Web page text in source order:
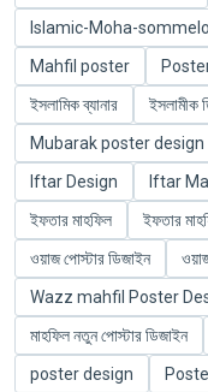
Islamic-Moha-
Mahfil poster
ইসলামিক ব্যানার
ইসলামীক
Mubarak poster design
Iftar Design
Iftar
ইফতার মাহফিল
ইফতার
ওয়াজ পোস্টার ডিজাইন
Wazz mahfil Poster
মাহফিল নতুন পোস্টার ডিজাইন
poster design